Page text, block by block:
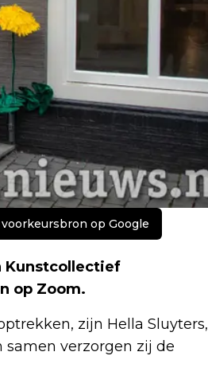
op Google
Kunstcollectief
op Zoom.
zijn Hella Sluyters,
samen verzorgen zij de